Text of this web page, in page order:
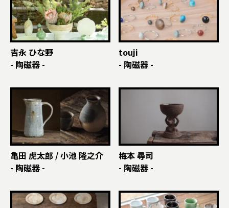
吉永 ひな野
- 陶磁器 -
touji
- 陶磁器 -
亀田 虎太郎 / 小池 隆之介
- 陶磁器 -
梅本 尋司
- 陶磁器 -